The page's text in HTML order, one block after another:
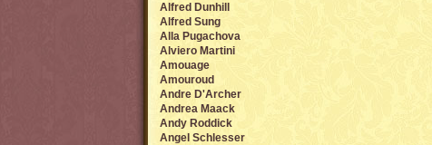
Alfred Dunhill
Alfred Sung
Alla Pugachova
Alviero Martini
Amouage
Amouroud
Andre D'Archer
Andrea Maack
Andy Roddick
Angel Sсhlesser